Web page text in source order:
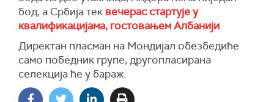
бод, а Србија тек вечерас стартује у
квалификацијама, гостовањем Албанији.
Директан пласман на Мондијал обезбедиће
само победник групе, другопласирана
селекција ће у бараж.